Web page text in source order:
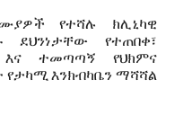
የተሻሉ ክሊኒካዊ
የተጠበቀ፣
ተመጣጣኝ የህክምና
እንክብካቤን ማሻሻል